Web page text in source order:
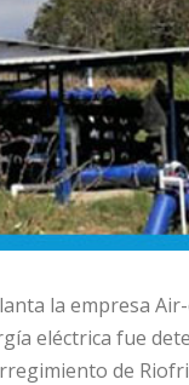
la empresa
eléctrica fue
de